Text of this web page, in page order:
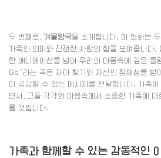
두 번째로, 겨울왕국을 소개합니다. 이 영화는
가족의 의미와 진정한 사랑의 힘을 보여줍니다.
한 애니메이션을 넘어 우리의 마음속에 깊은
Go”라는 곡은 자아 찾기와 자신의 정체성을 받
이 공감할 수 있는 메시지를 전달합니다. 가족
면서, 그들 각각의 마음속에서 소중한 가족에
를 것입니다.
가족과 함께할 수 있는 감동적인